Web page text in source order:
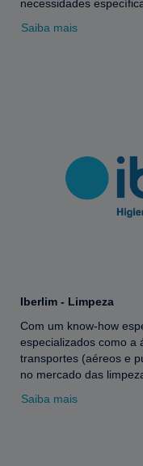
necessidades
Saiba mais
Iberlim - Limpeza
Com um know-how
especializados como a
transportes (aéreos e
no mercado das
Saiba mais